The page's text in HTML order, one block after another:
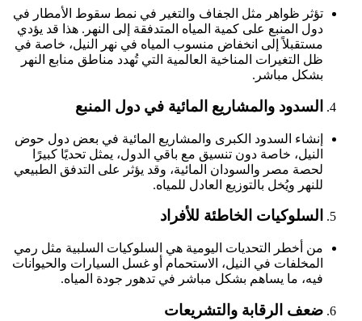
تؤثر ظواهر مثل الجفاف والتغير في نمط سقوط الأمطار في
دول المنبع على كمية المياه المتدفقة إلى النهر. هذا قد يؤدي
مستقبلاً إلى انخفاض منسوب المياه في نهر النيل، خاصة في
ظل التغيرات المناخية العالمية التي تُهدد مناطق منابع النهر
بشكل مباشر.
السدود والمشاريع المائية في دول المنبع
إنشاء السدود الكبرى والمشاريع المائية في بعض دول حوض
النيل، خاصة دون تنسيق مع باقي الدول، يمثل تحديًا كبيرًا
لحصة مصر والسودان المائية، وقد يؤثر على التدفق الطبيعي
للنهر ويُخل بالتوزيع العادل للمياه.
السلوكيات الخاطئة للأفراد
من أخطر التحديات اليومية هي السلوكيات السلبية مثل رمي
المخلفات في النيل، الاستحمام أو غسل السيارات والحيوانات
فيه، ما يساهم بشكل مباشر في تدهور جودة المياه.
ضعف الرقابة والتشريعات